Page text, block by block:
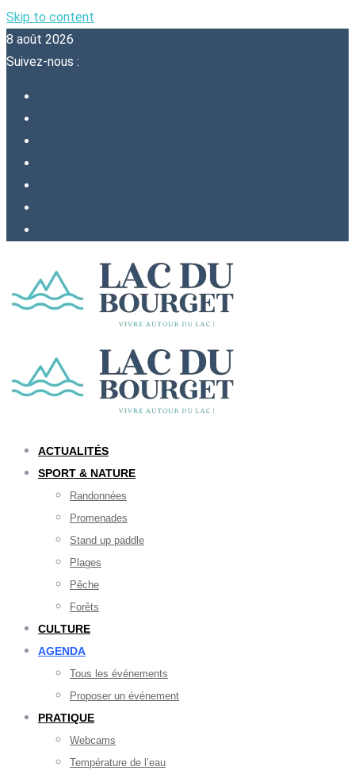
Skip to content
8 août 2026
Suivez-nous :
ACTUALITÉS
SPORT & NATURE
Randonnées
Promenades
Stand up paddle
Plages
Pêche
Forêts
CULTURE
AGENDA
Tous les événements
Proposer un événement
PRATIQUE
Webcams
Température de l’eau